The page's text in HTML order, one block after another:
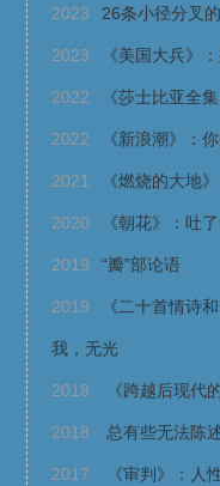
2023 26条小径分叉
2023 《美国大兵》
2022 《莎士比亚全
2022 《新浪潮》：
2021 《燃烧的大地
2020 《朝花》：吐
2019 “瓣”部论语
2019 《二十首情诗
我，无光
2018 《跨越后现代
2018 总有些无法陈
2017 《审判》：人